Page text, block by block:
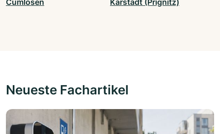
Cumlosen Karstädt (Prignitz)
Neueste Fachartikel